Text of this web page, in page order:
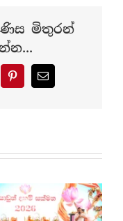
සහ
වෛද්‍ය
මිතුරන්
PinterestEmail